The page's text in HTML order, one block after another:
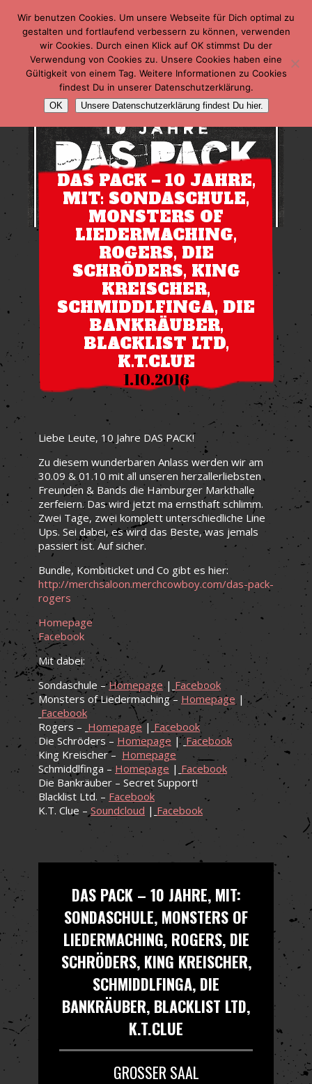
DAS PACK – 10 JAHRE,
MIT: SONDASCHULE,
MONSTERS OF
LIEDERMACHING,
ROGERS, DIE
SCHRÖDERS, KING
KREISCHER,
SCHMIDDLFINGA, DIE
BANKRÄUBER,
BLACKLIST LTD,
K.T.CLUE
1.10.2016
Liebe Leute, 10 Jahre DAS PACK!
Zu diesem wunderbaren Anlass werden wir am
30.09 & 01.10 mit all unseren herzallerliebsten
Freunden & Bands die Hamburger Markthalle
zerfeiern. Das wird jetzt ma ernsthaft schlimm.
Zwei Tage, zwei komplett unterschiedliche Line
Ups. Sei dabei, es wird das Beste, was jemals
passiert ist. Auf sicher.
Bundle, Kombiticket und Co gibt es hier:
http://merchsaloon.merchcowboy.com/das-pack-
rogers
Homepage
Facebook
Mit dabei:
Sondaschule –Homepage| Facebook
Monsters of Liedermaching – Homepage |
Facebook
Rogers – Homepage| Facebook
Die Schröders – Homepage | Facebook
King Kreischer – Homepage
Schmiddlfinga –Homepage | Facebook
Die Bankräuber – Secret Support!
Blacklist Ltd. – Facebook
K.T. Clue – Soundcloud | Facebook
DAS PACK – 10 JAHRE, MIT:
SONDASCHULE, MONSTERS OF
LIEDERMACHING, ROGERS, DIE
SCHRÖDERS, KING KREISCHER,
SCHMIDDLFINGA, DIE
BANKRÄUBER, BLACKLIST LTD,
K.T.CLUE
GROSSER SAAL
Wir benutzen Cookies. Um unsere Webseite für Dich optimal zu
gestalten und fortlaufend verbessern zu können, verwenden
wir Cookies. Durch einen Klick auf OK stimmst Du der
Verwendung von Cookies zu. Unsere Cookies haben eine
Gültigkeit von einem Tag. Weitere Informationen zu Cookies
findest Du in unserer Datenschutzerklärung.
OK Unsere Datenschutzerklärung findest Du hier.